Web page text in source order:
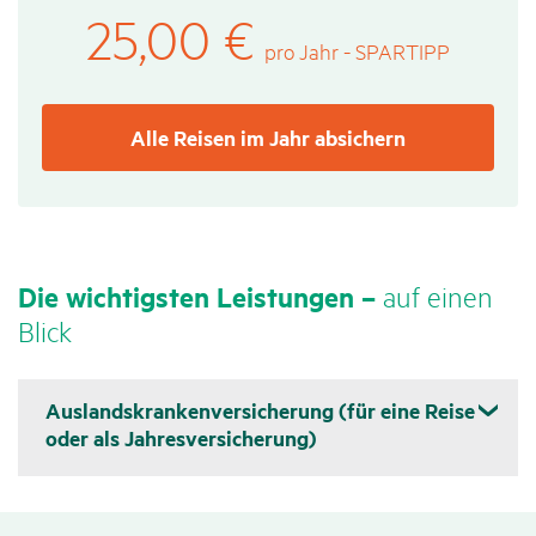
25,00 € pro Jahr - SPARTIPP
Alle Reisen im Jahr absichern
Die wich­tigsten Leis­tungen – auf einen
Blick
Auslandskrankenversicherung (für eine Reise
oder als Jahresversicherung)